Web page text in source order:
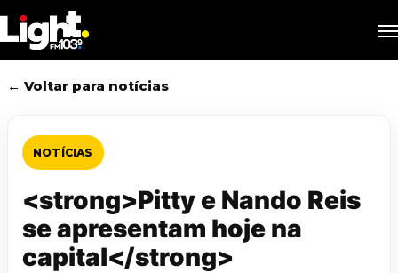
to
main
content
← Voltar para notícias
NOTÍCIAS
<strong>Pitty e Nando Reis
se apresentam hoje na
capital</strong>